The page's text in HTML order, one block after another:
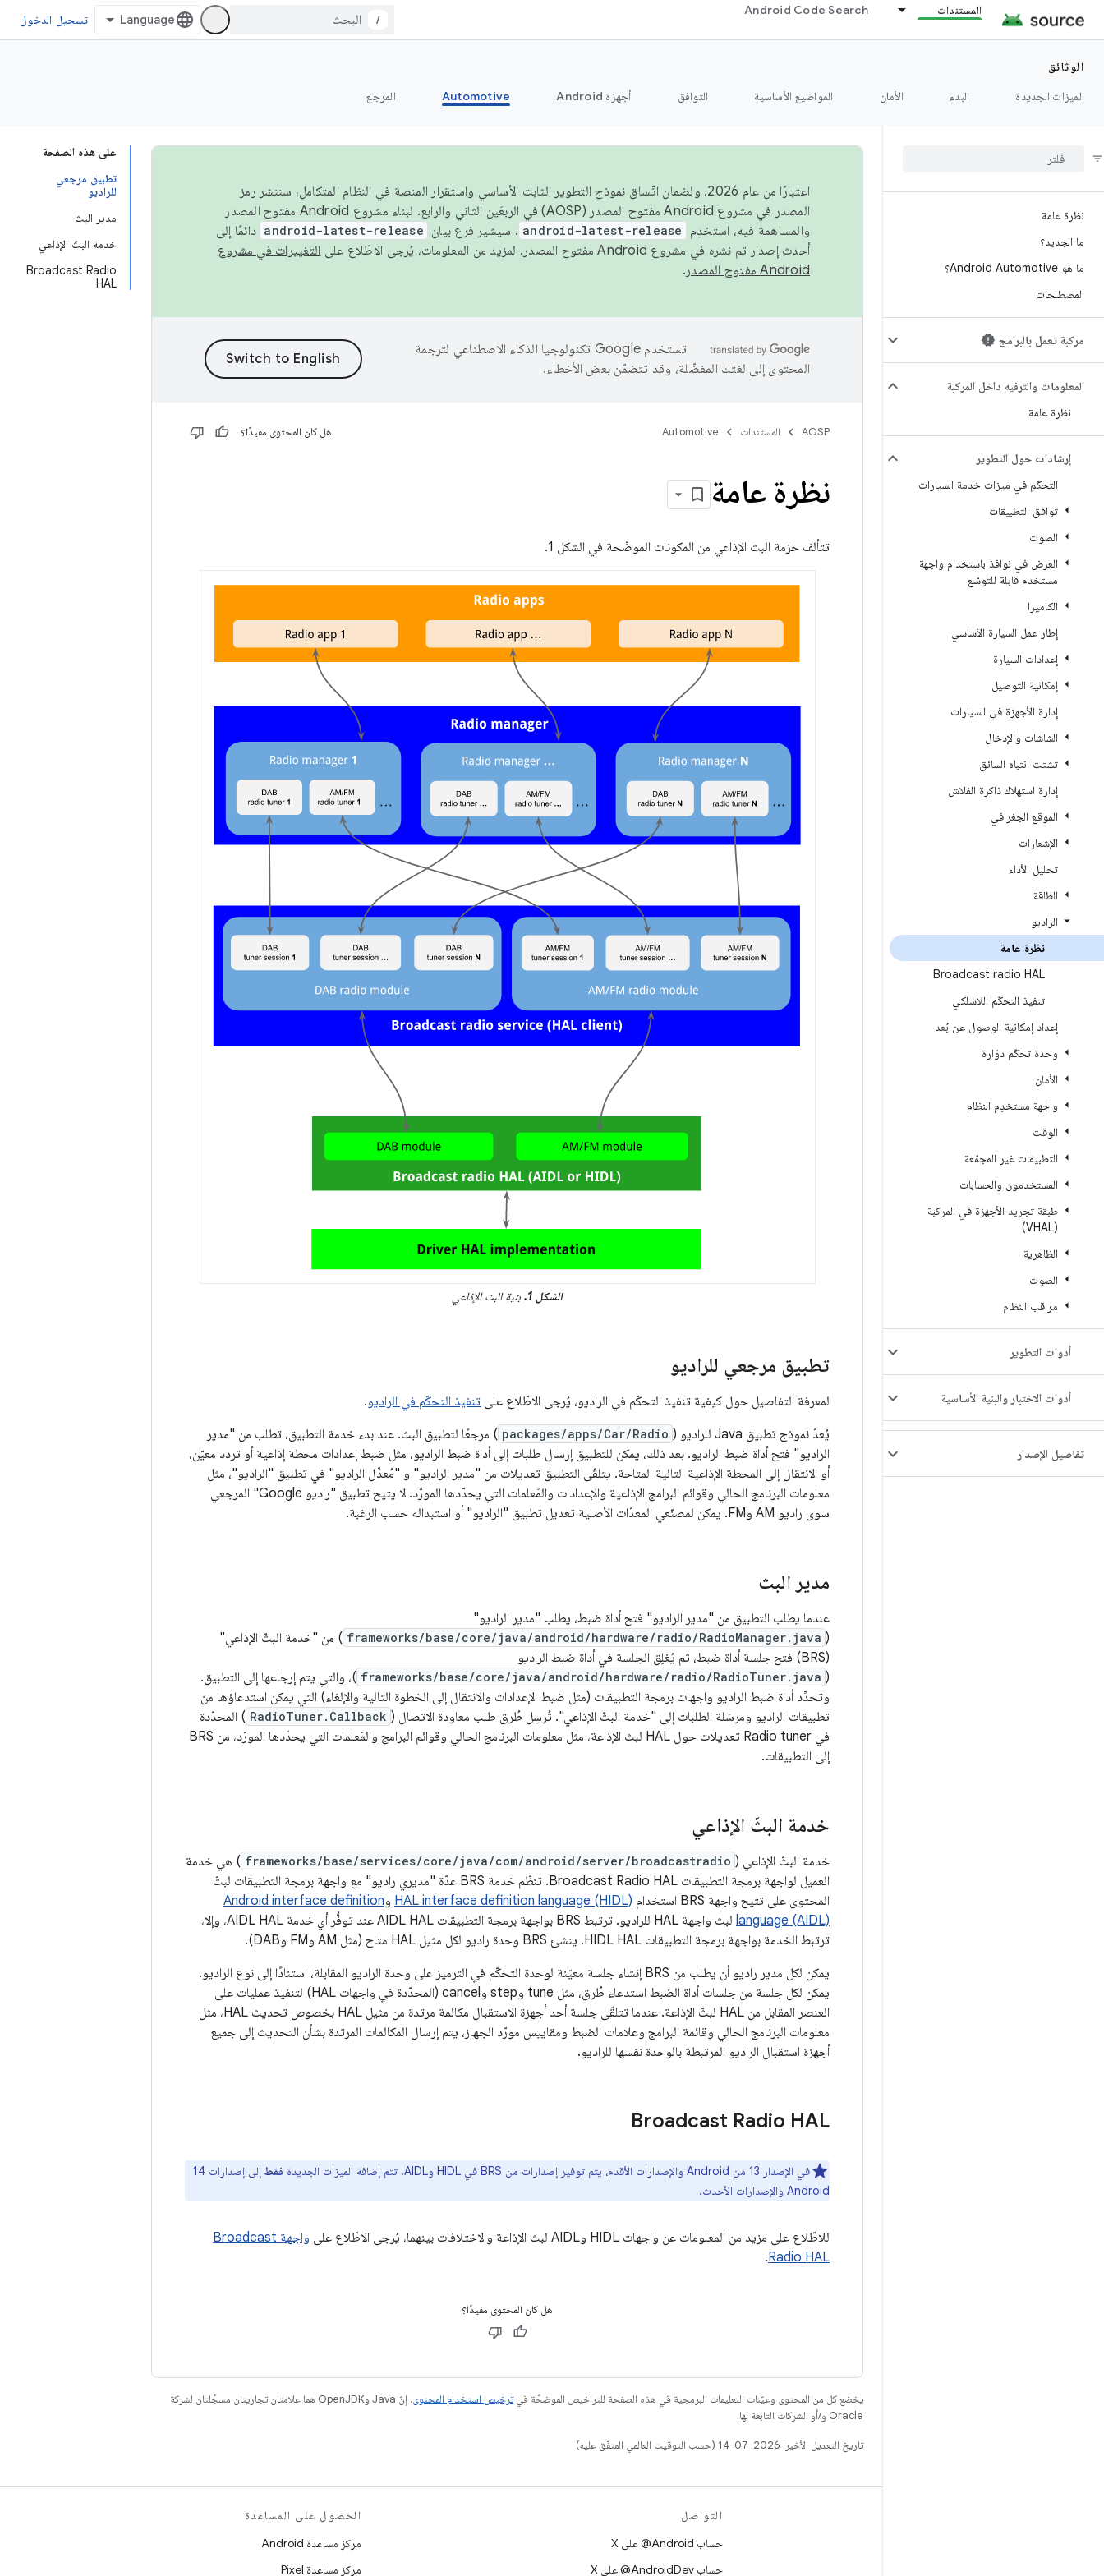
المستندات Android Code Search
/ تسجيل الدخول
الوثائق
الميزات الجديدة
البدء الأمان المواضيع الأساسية التوافق أجهزة Android Automotive المرجع
نظرة عامة
ما الجديد؟
ما هو Android Automotive؟
المصطلحات
مركبة تعمل بالبرامج
المعلومات والترفيه داخل المركبة
نظرة عامة
إرشادات حول التطوير
التحكّم في ميزات خدمة السيارات
توافق التطبيقات
الصوت
العرض في نوافذ باستخدام واجهة
مستخدم قابلة للتوسّع
الكاميرا
إطار عمل السيارة الأساسي
إعدادات السيارة
إمكانية التوصيل
إدارة الأجهزة في السيارات
الشاشات والإدخال
تشتت انتباه السائق
إدارة استهلاك ذاكرة الفلاش
الموقع الجغرافي
الإشعارات
تحليل الأداء
الطاقة
الراديو
نظرة عامة
Broadcast radio HAL
تنفيذ التحكّم اللاسلكي
إعداد إمكانية الوصول عن بُعد
وحدة تحكّم دوّارة
الأمان
واجهة مستخدِم النظام
الوقت
التطبيقات غير المجمّعة
المستخدمون والحسابات
طبقة تجريد الأجهزة في المركبة
(VHAL)
الظاهرية
الصوت
مراقب النظام
أدوات التطوير
أدوات الاختبار والبنية الأساسية
تفاصيل الإصدار
على هذه الصفحة
تطبيق مرجعي
للراديو
مدير البث
خدمة البثّ الإذاعي
Broadcast Radio
HAL
اعتبارًا من عام 2026، ولضمان اتّساق نموذج التطوير الثابت الأساسي واستقرار المنصة في النظام المتكامل، سننشر رمز
المصدر في مشروع Android مفتوح المصدر (AOSP) في الربعَين الثاني والرابع. لبناء مشروع Android مفتوح المصدر
والمساهمة فيه، استخدِم
android-latest-release . سيشير فرع بيان android-latest-release دائمًا إلى
أحدث إصدار تم نشره في مشروع Android مفتوح المصدر. لمزيد من المعلومات، يُرجى الاطّلاع على
التغييرات في مشروع
Android مفتوح المصدر
.
تستخدم Google تكنولوجيا الذكاء الاصطناعي لترجمة
المحتوى إلى لغتك المفضّلة، وقد تتضمّن بعض الأخطاء.
AOSP المستندات Automotive هل كان المحتوى مفيدًا؟
نظرة عامة
تتألف حزمة البث الإذاعي من المكونات الموضّحة في الشكل 1.
الشكل 1. بنية البث الإذاعي
تطبيق مرجعي للراديو
لمعرفة التفاصيل حول كيفية تنفيذ التحكّم في الراديو، يُرجى الاطّلاع على تنفيذ التحكّم في الراديو.
يُعدّ نموذج تطبيق Java للراديو (
packages/apps/Car/Radio ) مرجعًا لتطبيق البث. عند بدء خدمة التطبيق، تطلب من "مدير
الراديو" فتح أداة ضبط الراديو. بعد ذلك، يمكن للتطبيق إرسال طلبات إلى أداة ضبط الراديو، مثل ضبط إعدادات محطة إذاعية أو تردد معيّن،
أو الانتقال إلى المحطة الإذاعية التالية المتاحة. يتلقّى التطبيق تعديلات من "مدير الراديو" و "مُعدِّل الراديو" في تطبيق "الراديو"، مثل
معلومات البرنامج الحالي وقوائم البرامج الإذاعية والإعدادات والمَعلمات التي يحدّدها المورّد. لا يتيح تطبيق "راديو Google" المرجعي
سوى راديو AM وFM. يمكن لمصنّعي المعدّات الأصلية تعديل تطبيق "الراديو" أو استبداله حسب الرغبة.
مدير البث
عندما يطلب التطبيق من "مدير الراديو" فتح أداة ضبط، يطلب "مدير الراديو"
(
frameworks/base/core/java/android/hardware/radio/RadioManager.java ) من "خدمة البثّ الإذاعي"
(BRS) فتح جلسة أداة ضبط، ثم يُغلِق الجلسة في أداة ضبط الراديو
(
frameworks/base/core/java/android/hardware/radio/RadioTuner.java )، والتي يتم إرجاعها إلى التطبيق.
وتحدِّد أداة ضبط الراديو واجهات برمجة التطبيقات (مثل ضبط الإعدادات والانتقال إلى الخطوة التالية والإلغاء) التي يمكن استدعاؤها من
تطبيقات الراديو ومرسَلة الطلبات إلى "خدمة البثّ الإذاعي". تُرسِل طُرق طلب معاودة الاتصال ( RadioTuner.Callback ) المحدّدة
في Radio tuner تعديلات حول HAL لبث الإذاعة، مثل معلومات البرنامج الحالي وقوائم البرامج والمَعلمات التي يحدّدها المورّد، من BRS
إلى التطبيقات.
خدمة البثّ الإذاعي
خدمة البثّ الإذاعي ( frameworks/base/services/core/java/com/android/server/broadcastradio ) هي خدمة
العميل لواجهة برمجة التطبيقات Broadcast Radio HAL. تنظّم خدمة BRS عدّة "مديري راديو" مع واجهة برمجة التطبيقات لبثّ
المحتوى على تتيح واجهة BRS استخدام
HAL interface definition language (HIDL) وAndroid interface definition
language (AIDL)
لبث واجهة HAL للراديو. ترتبط BRS بواجهة برمجة التطبيقات AIDL HAL عند توفُّر أي خدمة AIDL HAL، وإلا،
ترتبط الخدمة بواجهة برمجة التطبيقات HIDL HAL. ينشئ BRS وحدة راديو لكل مثيل HAL متاح (مثل AM وFM وDAB).
يمكن لكل مدير راديو أن يطلب من BRS إنشاء جلسة معيّنة لوحدة التحكّم في الترميز على وحدة الراديو المقابلة، استنادًا إلى نوع الراديو.
يمكن لكل جلسة من جلسات أداة الضبط استدعاء طُرق، مثل tune وstep وcancel (المحدّدة في واجهات HAL) لتنفيذ عمليات على
العنصر المقابل من HAL لبثّ الإذاعة. عندما تتلقّى جلسة أحد أجهزة الاستقبال مكالمة مرتدة من مثيل HAL بخصوص تحديث HAL، مثل
معلومات البرنامج الحالي وقائمة البرامج وعلامات الضبط ومقاييس مورّد الجهاز، يتم إرسال المكالمات المرتدة بشأن التحديث إلى جميع
أجهزة استقبال الراديو المرتبطة بالوحدة نفسها للراديو.
Broadcast Radio HAL
في الإصدار 13 من Android والإصدارات الأقدم، يتم توفير إصدارات من BRS في HIDL وAIDL. تتم إضافة الميزات الجديدة فقط
إلى إصدارات 14
Android والإصدارات الأحدث.
للاطّلاع على مزيد من المعلومات عن واجهات HIDL وAIDL لبث الإذاعة والاختلافات بينهما، يُرجى الاطّلاع على
واجهة Broadcast
Radio HAL
.
هل كان المحتوى مفيدًا؟
يخضع كل من المحتوى وعيّنات التعليمات البرمجية في هذه الصفحة للتراخيص الموضحّة فيترخيص استخدام المحتوى
. إنّ Java وOpenJDK هما علامتان تجاريتان مسجَّلتان لشركة
Oracle و/أو الشركات التابعة لها.
تاريخ التعديل الأخير: 2026-07-14 (حسب التوقيت العالمي المتفَّق عليه)
التواصل
حساب ‎@Android على X
حساب ‎@AndroidDev على X
الحصول على المساعدة
مركز مساعدة Android
مركز مساعدة Pixel